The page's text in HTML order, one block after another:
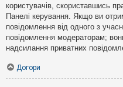
користувачів, скориставшись
Панелі керування. Якщо ви
повідомлення від одного з
повідомлення модераторам;
надсилання приватних
Догори